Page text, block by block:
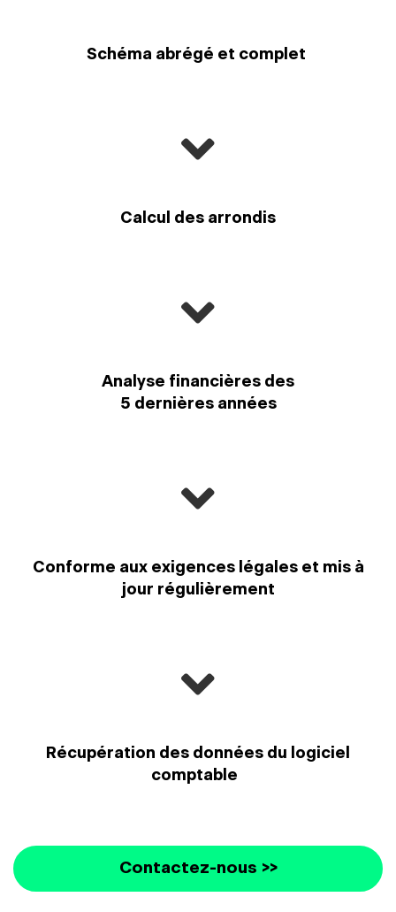
Schéma abrégé et complet
Calcul des arrondis
Analyse financières des
5 dernières années
Conforme aux exigences légales et mis à
jour régulièrement
Récupération des données du logiciel
comptable
Contactez-nous >>